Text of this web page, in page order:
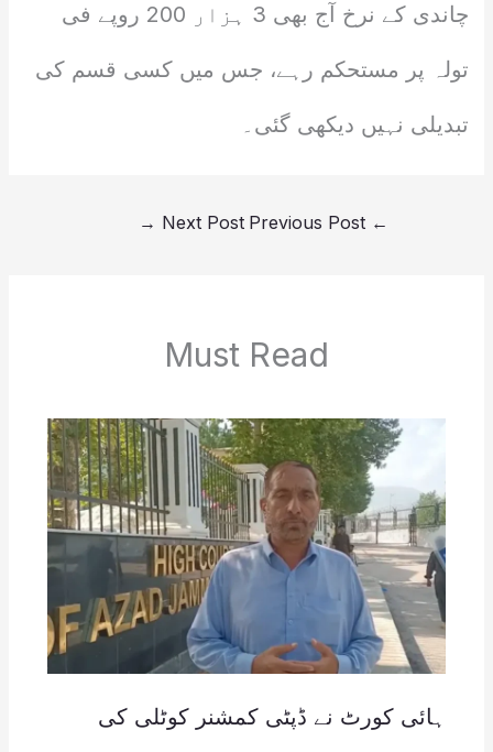
چاندی کے نرخ آج بھی 3 ہزار 200 روپے فی
تولہ پر مستحکم رہے، جس میں کسی قسم کی
تبدیلی نہیں دیکھی گئی۔
←
Next Post
→
Must Read
ہائی کورٹ نے ڈپٹی کمشنر کوٹلی کی